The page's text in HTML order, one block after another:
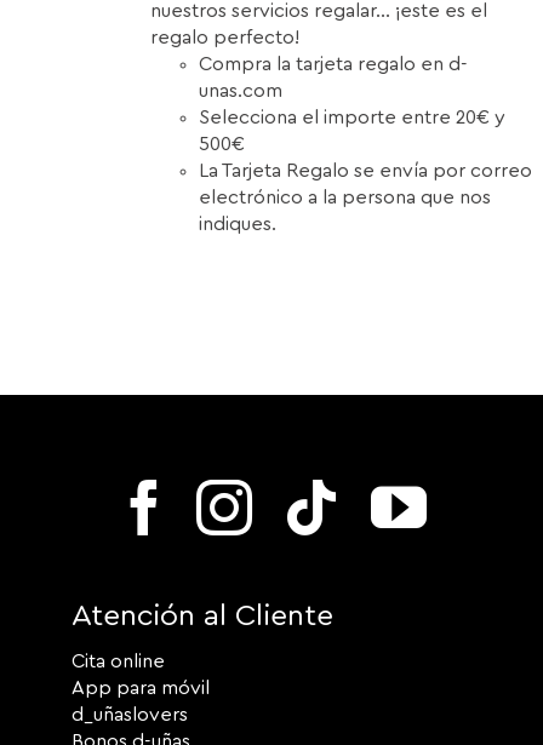
nuestros servicios regalar... ¡este es el
regalo perfecto!
Compra la tarjeta regalo en d-
unas.com
Selecciona el importe entre 20€ y
500€
La Tarjeta Regalo se envía por correo
electrónico a la persona que nos
indiques.
Atención al Cliente
Cita online
App para móvil
d_uñaslovers